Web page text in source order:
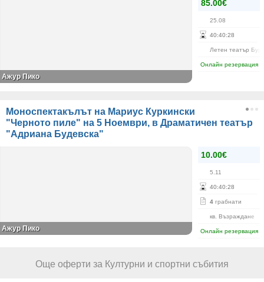
85.00€
25.08
40:40:28
Летен театър
Онлайн резервация
Ажур Пико
Моноспектакълът на Мариус Куркински
"Черното пиле" на 5 Ноември, в Драматичен театър
"Адриана Будевска"
10.00€
5.11
40:40:28
4 грабнати
кв. Възраждане
Онлайн резервация
Ажур Пико
Още оферти за Културни и спортни събития